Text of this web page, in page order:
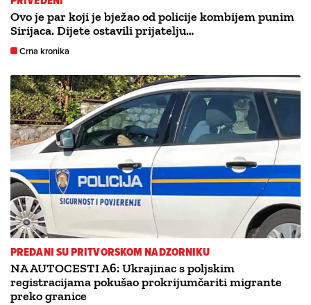
Ovo je par koji je bježao od policije kombijem punim
Sirijaca. Dijete ostavili prijatelju…
Crna kronika
PREDANI SU PRITVORSKOM NADZORNIKU
NA AUTOCESTI A6: Ukrajinac s poljskim
registracijama pokušao prokrijumčariti migrante
preko granice